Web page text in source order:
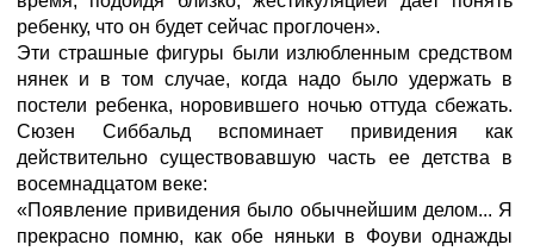
ребенку, что он будет сейчас проглочен».
Эти страшные фигуры были излюбленным средством
нянек и в том случае, когда надо было удержать в
постели ребенка, норовившего ночью оттуда сбежать.
Сюзен Сиббальд вспоминает привидения как
действительно существовавшую часть ее детства в
восемнадцатом веке:
«Появление привидения было обычнейшим делом... Я
прекрасно помню, как обе няньки в Фоуви однажды